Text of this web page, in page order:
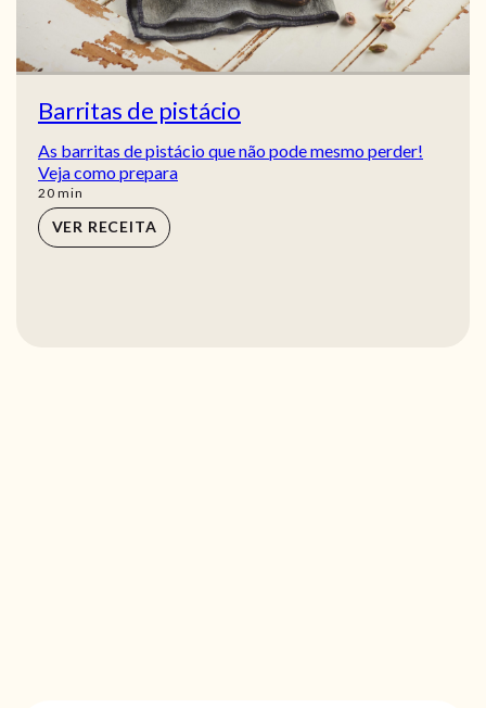
Barritas de pistácio
As barritas de pistácio que não pode mesmo perder!
Veja como prepara
20min
min
VER RECEITA